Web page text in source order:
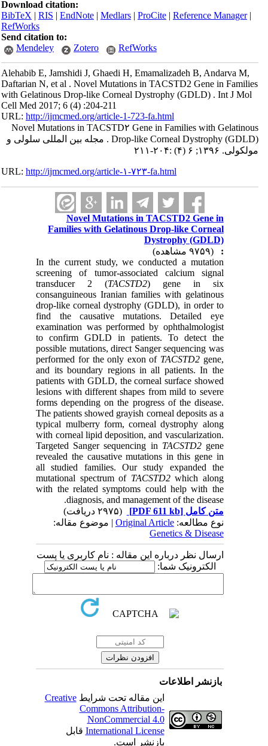
Download citation:
BibTeX|RIS|EndNote|Medlars|ProCite|Reference Manager
RefWorks
Send citation to:
Mendeley
Zotero RefWorks
Alehabib E, Jamshidi J, Ghaedi H, Emamalizadeh B, Andarva M,
Daftarian N, et al . Novel Mutations in TACSTD2 Gene in Families
with Gelatinous Drop-like Corneal Dystrophy (GDLD) . Int J Mol
Cell Med 2017; 6 (4) :204-211
URL:http://ijmcmed.org/article-1-723-fa.html
Novel Mutations in TACSTD۲ Gene in Families with Gelatinous
Drop-like Corneal Dystrophy (GDLD) . مجله بین المللی سلولی و
مولکولی. ۱۳۹۶; ۶ (۴) :۲۰۴-۲۱۱
URL:http://ijmcmed.org/article-۱-۷۲۳-fa.html
Novel Mutations in TACSTD2 Gene in
Families with Gelatinous Drop-like Corneal
Dystrophy (GDLD)
In the current study, we conducted a mutation
screening of tumor-associated calcium signal
transducer 2 (TACSTD2
) gene in six
consanguineous Iranian families with gelatinous
drop-like corneal dystrophy (GDLD), in order to
find the causative mutations. Detailed eye
examination was performed by ophthalmologist
to confirm GDLD in patients. To detect the
possible mutations, direct Sanger sequencing was
performed for the only exon ofTACSTD2gene,
and its boundary regions in all patients. In the
patients with GDLD, the corneal surface showed
lesions with different shapes from mild to severe
forms depending on the progress of the disease.
The patients showed grayish corneal deposits as a
typical mulberry form, corneal dystrophy along
with corneal lipid deposition, and vascularization.
Targeted Sanger sequencing inTACSTD2gene
revealed the causative mutations in this gene in
all studied families. Our study expanded the
mutational spectrum ofTACSTD2which along
with the related symptoms could help with the
diagnosis, and management of the disease.
متن کامل[PDF 611 kb]
نوع مطالعه:Original Article| موضوع مقاله:
Genetics & Disease
ارسال نظر درباره این مقاله : نام کاربری یا پست
الکترونیک شما:
بازنشر اطلاعات
این مقاله تحت شرایطCreative
Commons Attribution-
NonCommercial 4.0
International Licenseقابل
بازنشر است.